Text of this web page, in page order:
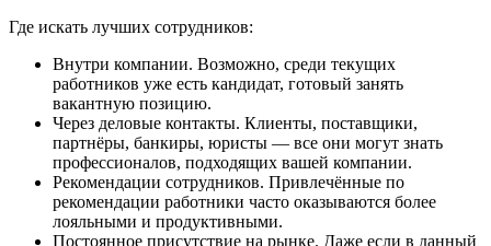
Где искать лучших сотрудников:
Внутри компании. Возможно, среди текущих
работников уже есть кандидат, готовый занять
вакантную позицию.
Через деловые контакты. Клиенты, поставщики,
партнёры, банкиры, юристы — все они могут знать
профессионалов, подходящих вашей компании.
Рекомендации сотрудников. Привлечённые по
рекомендации работники часто оказываются более
лояльными и продуктивными.
Постоянное присутствие на рынке. Даже если в данный